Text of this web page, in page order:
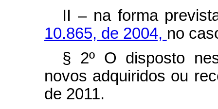
II – na forma
10.865, de 2004, no
§ 2º O disposto
novos adquiridos ou
de 2011.